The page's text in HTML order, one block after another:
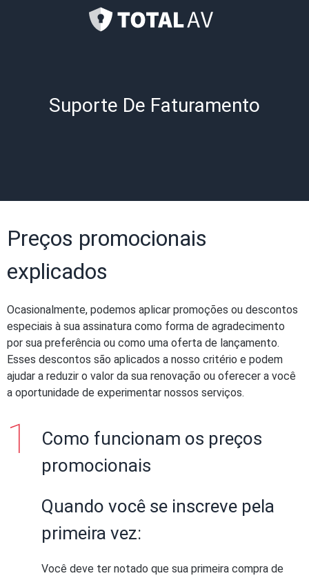
Suporte De Faturamento
Preços promocionais
explicados
Ocasionalmente, podemos aplicar promoções ou descontos
especiais à sua assinatura como forma de agradecimento
por sua preferência ou como uma oferta de lançamento.
Esses descontos são aplicados a nosso critério e podem
ajudar a reduzir o valor da sua renovação ou oferecer a você
a oportunidade de experimentar nossos serviços.
Como funcionam os preços
promocionais
Quando você se inscreve pela
primeira vez:
Você deve ter notado que sua primeira compra de